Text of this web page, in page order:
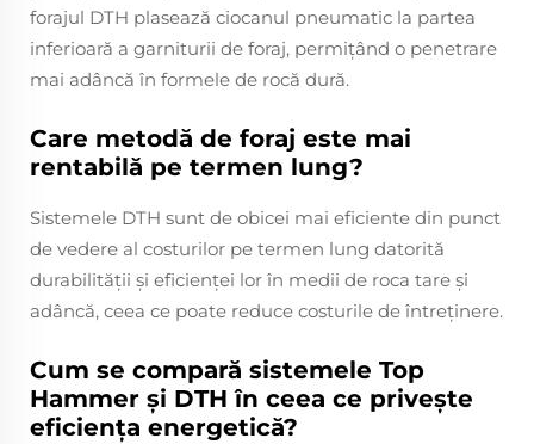
forajul DTH plasează ciocanul pneumatic la partea
inferioară a garniturii de foraj, permițând o penetrare
mai adâncă în formele de rocă dură.
Care metodă de foraj este mai
rentabilă pe termen lung?
Sistemele DTH sunt de obicei mai eficiente din punct
de vedere al costurilor pe termen lung datorită
durabilității și eficienței lor în medii de roca tare și
adâncă, ceea ce poate reduce costurile de întreținere.
Cum se compară sistemele Top
Hammer și DTH în ceea ce privește
eficiența energetică?